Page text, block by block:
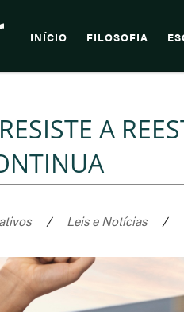
INÍCIO FILOSOFIA
A
/ Leis e Notícias /